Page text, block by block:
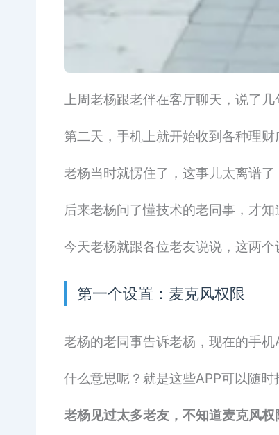
上周老杨跟老伴在客厅聊天，说了几
第二天，手机上就开始收到各种理财
老杨当时就愣住了，这事儿太离谱了
后来老杨问了懂技术的老同事，才
今天老杨就跟各位老友说说，这两个
第一个设置：麦克风权限
老杨的老同事告诉老杨，现在的手机
什么意思呢？就是这些APP可以随时
老杨见过太多老友，不知道麦克风权